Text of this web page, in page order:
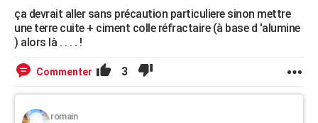
ça devrait aller sans précaution particuliere sinon mettre
une terre cuite + ciment colle réfractaire (à base d 'alumine
) alors là . . . . !
Commenter 3
romain